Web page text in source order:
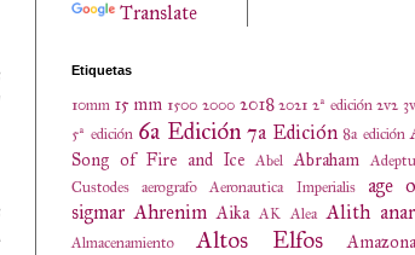
Translate
Etiquetas
10mm 15 mm 1500 2000 2018 2021 2ª edición 2v2
5ª edición 6a Edición 7a Edición 8a edición
Song of Fire and Ice Abel Abraham
Custodes
aerografo Aeronautica Imperialis
age
sigmar Ahrenim Aika AK Alea Alith
Almacenamiento Altos Elfos